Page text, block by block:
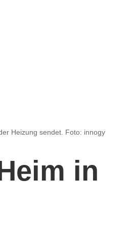
Heizung sendet. Foto: innogy
in